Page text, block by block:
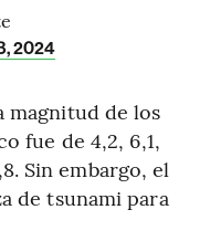
2024
magnitud de los
fue de 4,2, 6,1,
Sin embargo, el
de tsunami para